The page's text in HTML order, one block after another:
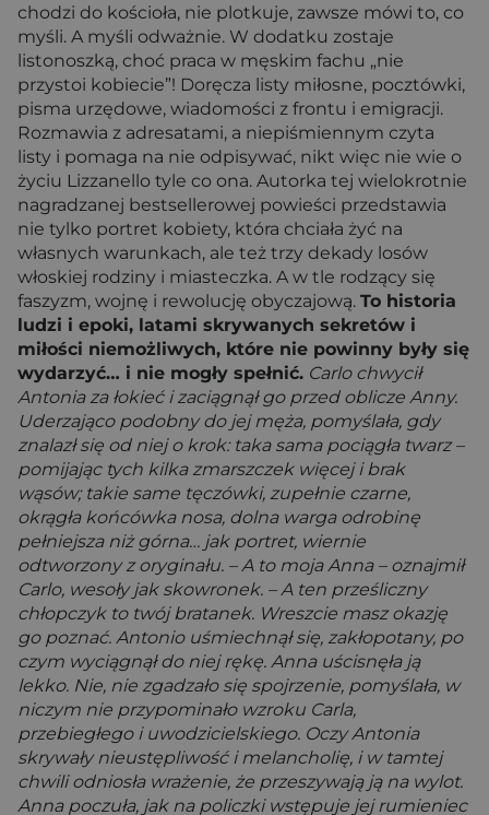
chodzi do kościoła, nie plotkuje, zawsze mówi to, co
myśli. A myśli odważnie. W dodatku zostaje
listonoszką, choć praca w męskim fachu „nie
przystoi kobiecie”! Doręcza listy miłosne, pocztówki,
pisma urzędowe, wiadomości z frontu i emigracji.
Rozmawia z adresatami, a niepiśmiennym czyta
listy i pomaga na nie odpisywać, nikt więc nie wie o
życiu Lizzanello tyle co ona. Autorka tej wielokrotnie
nagradzanej bestsellerowej powieści przedstawia
nie tylko portret kobiety, która chciała żyć na
własnych warunkach, ale też trzy dekady losów
włoskiej rodziny i miasteczka. A w tle rodzący się
faszyzm, wojnę i rewolucję obyczajową. To historia
ludzi i epoki, latami skrywanych sekretów i
miłości niemożliwych, które nie powinny były się
wydarzyć… i nie mogły spełnić. Carlo chwycił
Antonia za łokieć i zaciągnął go przed oblicze Anny.
Uderzająco podobny do jej męża, pomyślała, gdy
znalazł się od niej o krok: taka sama pociągła twarz –
pomijając tych kilka zmarszczek więcej i brak
wąsów; takie same tęczówki, zupełnie czarne,
okrągła końcówka nosa, dolna warga odrobinę
pełniejsza niż górna… jak portret, wiernie
odtworzony z oryginału. – A to moja Anna – oznajmił
Carlo, wesoły jak skowronek. – A ten prześliczny
chłopczyk to twój bratanek. Wreszcie masz okazję
go poznać. Antonio uśmiechnął się, zakłopotany, po
czym wyciągnął do niej rękę. Anna uścisnęła ją
lekko. Nie, nie zgadzało się spojrzenie, pomyślała, w
niczym nie przypominało wzroku Carla,
przebiegłego i uwodzicielskiego. Oczy Antonia
skrywały nieustępliwość i melancholię, i w tamtej
chwili odniosła wrażenie, że przeszywają ją na wylot.
Anna poczuła, jak na policzki wstępuje jej rumieniec